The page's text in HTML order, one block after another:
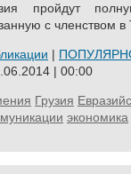
пройдут
с членством
|
| 00:00
Грузия
экономика